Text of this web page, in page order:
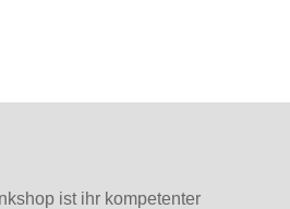
ist ihr kompetenter